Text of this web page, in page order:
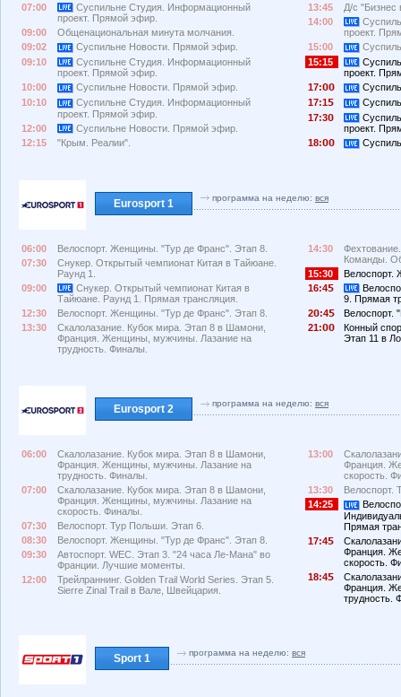
07:00
Суспильне Студия. Информационный
проект. Прямой эфир.
09:00
Общенациональная минута молчания.
09:02
Суспильне Новости. Прямой эфир.
09:10
Суспильне Студия. Информационный
проект. Прямой эфир.
10:00
Суспильне Новости. Прямой эфир.
10:10
Суспильне Студия. Информационный
проект. Прямой эфир.
12:00
Суспильне Новости. Прямой эфир.
12:15
"Крым. Реалии".
13:45
Д/с "Бизнес
14:00
проект.
15:00
15:15
проект.
17:
17:1
17:3
проект.
18:
Eurosport 1 программа на неделю: вся
06:00
Велоспорт. Женщины. "Тур де Франс". Этап 8.
07:30
Снукер. Открытый чемпионат Китая в Тайюане.
Раунд 1.
09:00
Снукер. Открытый чемпионат Китая в
Тайюане. Раунд 1. Прямая трансляция.
12:30
Велоспорт. Женщины. "Тур де Франс". Этап 8.
13:30
Скалолазание. Кубок мира. Этап 8 в Шамони,
Франция. Женщины, мужчины. Лазание на
трудность. Финалы.
14:30
Команды.
15:30
Велоспорт.
16:4
9. Прямая
2
:4
Велоспорт.
21:
Конный
Этап 11 в
Eurosport 2 программа на неделю: вся
06:00
Скалолазание. Кубок мира. Этап 8 в Шамони,
Франция. Женщины, мужчины. Лазание на
трудность. Финалы.
07:00
Скалолазание. Кубок мира. Этап 8 в Шамони,
Франция. Женщины, мужчины. Лазание на
скорость. Финалы.
07:30
Велоспорт. Тур Польши. Этап 6.
08:30
Велоспорт. Женщины. "Тур де Франс". Этап 8.
09:30
Автоспорт. WEC. Этап 3. "24 часа Ле-Мана" во
Франции. Лучшие моменты.
12:00
Трейлраннинг. Golden Trail World Series. Этап 5.
Sierre Zinal Trail в Вале, Швейцария.
13:00
Франция.
скорость.
13:30
Велоспорт.
14:25
Прямая
17:4
Франция.
скорость.
18:4
Франция.
трудность.
Sport 1 программа на неделю: вся